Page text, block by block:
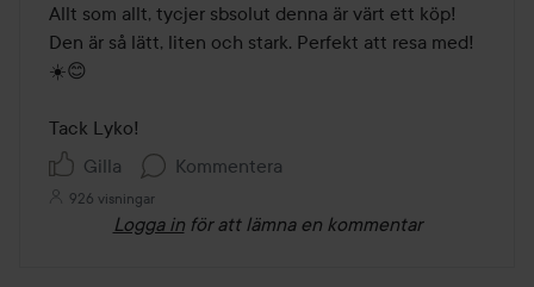
Allt som allt, tycjer sbsolut denna är värt ett köp!
Den är så lätt, liten och stark. Perfekt att resa med!
☀️😊
Tack Lyko!
Gilla
Kommentera
926 visningar
Logga in för att lämna en kommentar